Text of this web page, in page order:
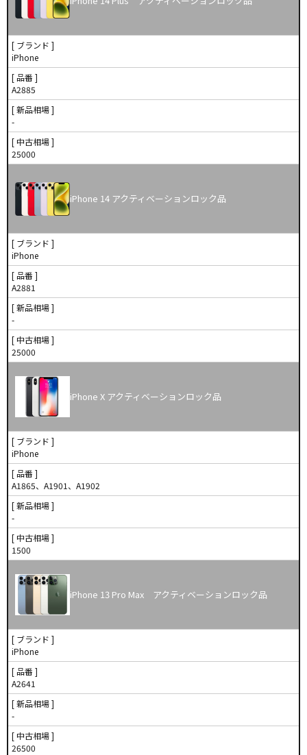
[ ブランド ]
iPhone
[ 品番 ]
A2885
[ 新品相場 ]
-
[ 中古相場 ]
25000
iPhone 14 アクティベーションロック品
[ ブランド ]
iPhone
[ 品番 ]
A2881
[ 新品相場 ]
-
[ 中古相場 ]
25000
iPhone X アクティベーションロック品
[ ブランド ]
iPhone
[ 品番 ]
A1865、A1901、A1902
[ 新品相場 ]
-
[ 中古相場 ]
1500
iPhone 13 Pro Max アクティベーションロック品
[ ブランド ]
iPhone
[ 品番 ]
A2641
[ 新品相場 ]
-
[ 中古相場 ]
26500